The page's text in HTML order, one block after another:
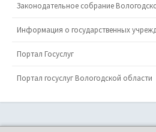
Законодательное собрание
Информация о государственных
Портал Госуслуг
Портал госуслуг Вологодской области